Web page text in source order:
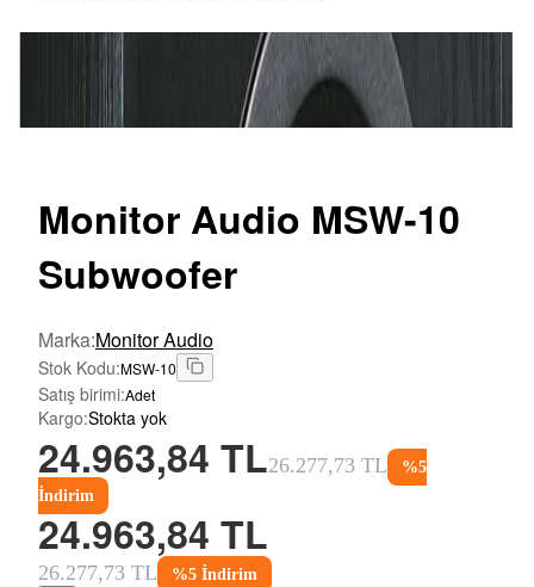
Monitor Audio MSW-10
Subwoofer
Marka:Monitor Audio
Stok Kodu:MSW-10
Satış birimi:Adet
Kargo:Stokta yok
24.963,84 TL26.277,73 TL %5
İndirim
24.963,84 TL
26.277,73 TL %5 İndirim